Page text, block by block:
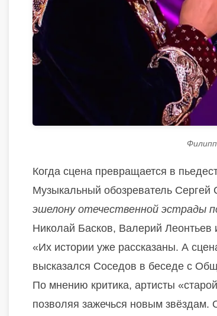
Когда сцена превращается в
Музыкальный обозреватель
эшелону отечественной эстрады
Николай Басков, Валерий
«Их истории уже рассказаны. А
высказался Соседов в беседе с
По мнению критика, артисты
позволяя зажечься новым